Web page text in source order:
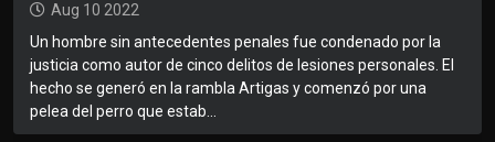
Aug 10 2022
Un hombre sin antecedentes penales fue condenado por la
justicia como autor de cinco delitos de lesiones personales. El
hecho se generó en la rambla Artigas y comenzó por una
pelea del perro que estab...